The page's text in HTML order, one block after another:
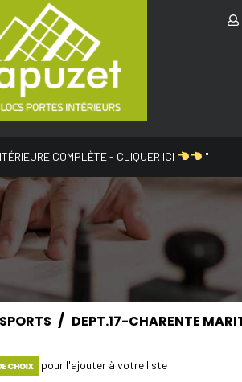
COMPLÈTE - CLIQUER ICI "
DEPT.17-CHARENTE
pour l'ajouter à votre liste